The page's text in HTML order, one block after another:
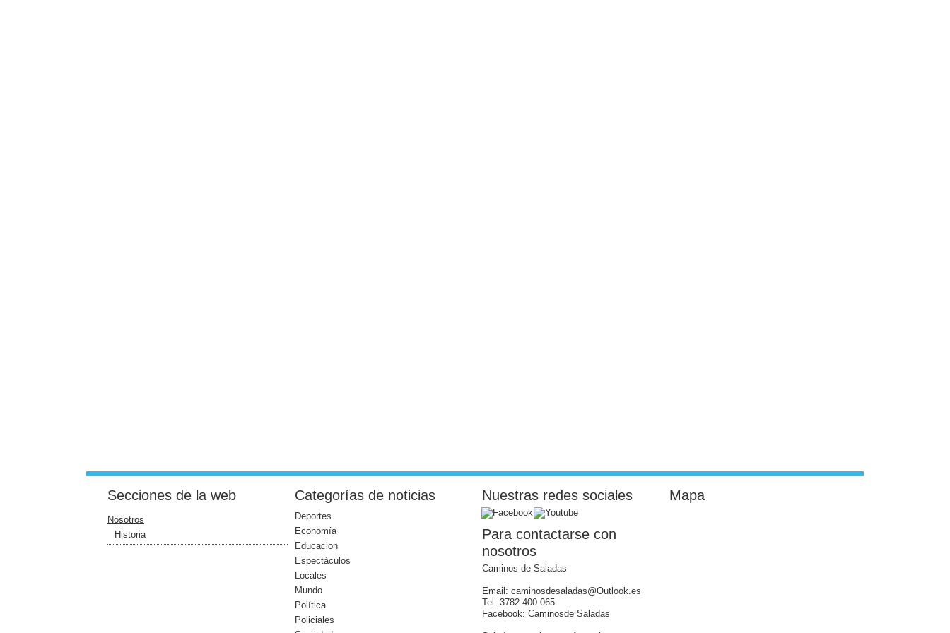
Secciones de la web
Nosotros
Historia
Categorías de noticias
Deportes
Economía
Educacion
Espectáculos
Locales
Mundo
Política
Policiales
Nuestras redes sociales
Para contactarse con
nosotros
Caminos de Saladas
Email: caminosdesaladas@Outlook.es
Tel: 3782 400 065
Facebook: Caminosde Saladas
Mapa